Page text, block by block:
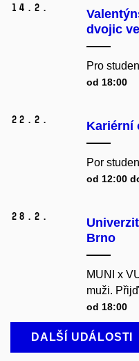
14. 2.
dvojic
Pro
od 18:00
22. 2. Kariérní
Por
od 12:00
28. 2.
Brno
MUNI x
muži.
od 18:00
DALŠÍ UDÁLOSTI